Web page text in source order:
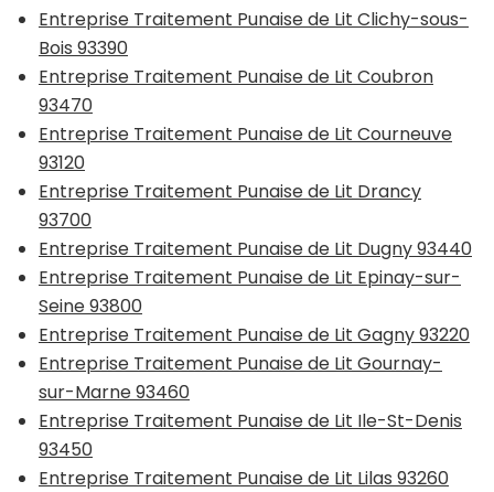
Entreprise Traitement Punaise de Lit Clichy-sous-
Bois 93390
Entreprise Traitement Punaise de Lit Coubron
93470
Entreprise Traitement Punaise de Lit Courneuve
93120
Entreprise Traitement Punaise de Lit Drancy
93700
Entreprise Traitement Punaise de Lit Dugny 93440
Entreprise Traitement Punaise de Lit Epinay-sur-
Seine 93800
Entreprise Traitement Punaise de Lit Gagny 93220
Entreprise Traitement Punaise de Lit Gournay-
sur-Marne 93460
Entreprise Traitement Punaise de Lit Ile-St-Denis
93450
Entreprise Traitement Punaise de Lit Lilas 93260